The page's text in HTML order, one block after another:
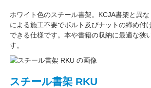
ホワイト色のスチール書架。KCJA書架と異
による施工不要でボルト及びナットの締め付
できる仕様です。本や書籍の収納に最適な狭
す。
スチール書架 RKU